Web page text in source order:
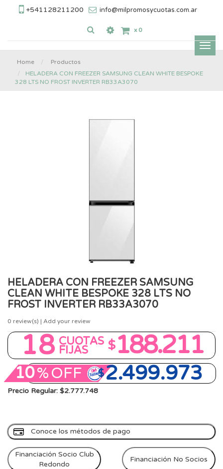
+541128211200 info@milpromosycuotas.com.ar
x 0
Home
Productos
HELADERA CON FREEZER SAMSUNG CLEAN WHITE BESPOKE
328 LTS NO FROST INVERTER RB33A3070
HELADERA CON FREEZER SAMSUNG
CLEAN WHITE BESPOKE 328 LTS NO
FROST INVERTER RB33A3070
0 review(s) | Add your review
18 CUOTAS
FIJAS $188.211
10%OFF $2.499.973
Precio Regular: $2.777.748
Conoce los métodos de pago
Financiación Socio Club
Redondo
Financiación No Socios